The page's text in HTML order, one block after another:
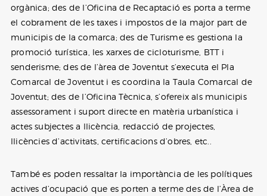
orgànica; des de l’Oficina de Recaptació es porta a terme
el cobrament de les taxes i impostos de la major part de
municipis de la comarca; des de Turisme es gestiona la
promoció turística, les xarxes de cicloturisme, BTT i
senderisme; des de l’àrea de Joventut s’executa el Pla
Comarcal de Joventut i es coordina la Taula Comarcal de
Joventut; des de l’Oficina Tècnica, s’ofereix als municipis
assessorament i suport directe en matèria urbanística i
actes subjectes a llicència, redacció de projectes,
llicències d’activitats, certificacions d’obres, etc..
També es poden ressaltar la importància de les polítiques
actives d’ocupació que es porten a terme des de l’Àrea de